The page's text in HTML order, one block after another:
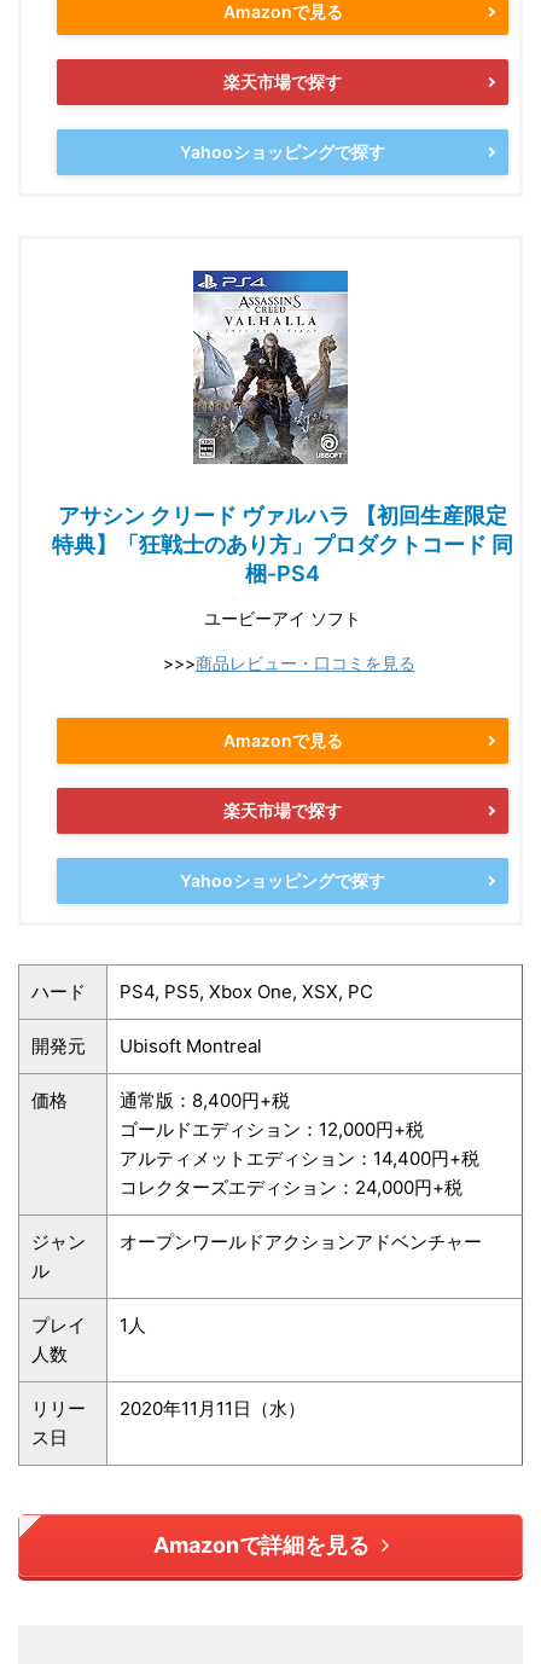
Amazonで見る
楽天市場で探す
Yahooショッピングで探す
アサシン クリード ヴァルハラ 【初回生産限定
特典】「狂戦士のあり方」プロダクトコード 同
梱-PS4
ユービーアイ ソフト
>>>商品レビュー・口コミを見る
Amazonで見る
楽天市場で探す
Yahooショッピングで探す
ハード PS4, PS5, Xbox One, XSX, PC
開発元 Ubisoft Montreal
価格
通常版：8,400円+税
ゴールドエディション：12,000円+税
アルティメットエディション：14,400円+税
コレクターズエディション：24,000円+税
ジャン
ル
オープンワールドアクションアドベンチャー
プレイ
人数
1人
リリー
ス日
2020年11月11日（水）
Amazonで詳細を見る